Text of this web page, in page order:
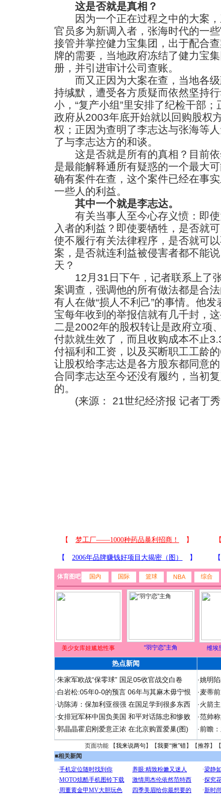
这是否就是真相？
因为一个正在过程之中的大案，
官员多为新调入者，张海时代的一
接管并掌控健力宝集团，出于配合
牌的需要，当地政府冻结了健力宝
册，并引进审计公司查账。
而又正因为大案在查，当地各级
持缄默，遭受各方质疑而依然坚持
小，“复产小组”里安排了纪检干部
政府从2003年底开始就以回购股权
权；正因为查明了李志达与张海等
了与李志达方的和谈。
这是否就是所有的真相？目前依
是最能解释通所有疑惑的一个最大
确有案件在查，这个案件已经在事
一些人的利益。
其中一个就是李志达。
有关当事人至今心存义愤：即使
入者的利益？即使要牺牲，是否就
使不履行有关法律程序，是否就可
案，是否就连利益被侵害者都不能
天？
12月31日下午，记者联系上了张
案调查，强调他的所有做法都是合
有人在做“损人不利己”的事情。他
宝每年收到的举报信就有几千封，
二是2002年的股权转让是政府立项
付款就生效了，而且收购成本不止
付福利和工资，以及买断职工工龄
让股权给李志达是各方股东都同意
合同李志达至今还没有履约，当初
的。
(来源： 21世纪经济报 记者丁秀
体育图吧 国内 国际 篮球 NBA 综合
美少女库娃尴尬性事 “羽宁恋”主角 维埃
热点新闻
·朱家军欧战“保零球” 国足05收官战交白卷
·白岩松:05年0-0的预言 06年与其麻木毋宁恨
·访陈涛：保加利亚很强 在国足学到很多东西
·女排冠军杯中国负美国 和平对话陈忠和惨败
·郭晶晶霍启刚爱意正浓 在北京购置爱巢(图)
·姚明
·麦蒂
·火箭
·范帅
·前瞻
页面功能 【我来说两句 】【我要“揪”错】【推荐】
■相关新闻